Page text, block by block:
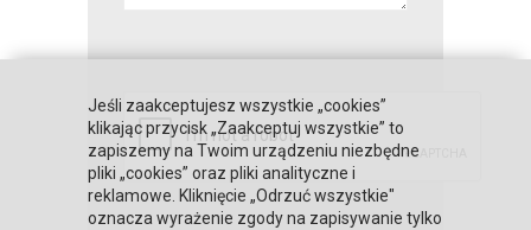
Jeśli zaakceptujesz wszystkie „cookies”
klikając przycisk „Zaakceptuj wszystkie” to
zapiszemy na Twoim urządzeniu niezbędne
pliki „cookies” oraz pliki analityczne i
reklamowe. Kliknięcie „Odrzuć wszystkie"
oznacza wyrażenie zgody na zapisywanie tylko